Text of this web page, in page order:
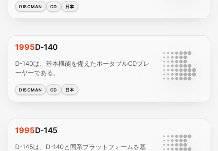
DISCMAN CD 日本
1995D-140
D-140は、基本機能を備えたポータブルCDプレ
ーヤーである。
DISCMAN CD 日本
1995D-145
D-145は、D-140と同系プラットフォームを基